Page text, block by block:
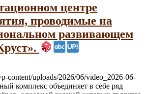
центре
проводимые на
развивающем
content/uploads/2026/06/video_2026-06-
комплекс объединяет в себе ряд